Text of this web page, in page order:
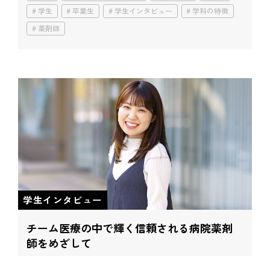
学生
卒業生 学生インタビュー
学科の特徴
薬剤師
学生インタビュー
チーム医療の中で輝く信頼される病院薬剤
師をめざして